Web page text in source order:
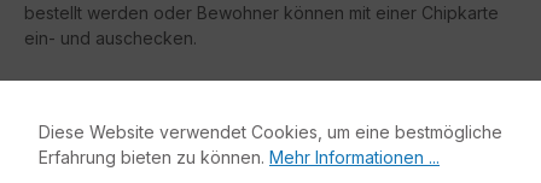
bestellt werden oder Bewohner können mit einer Chipkarte
ein- und auschecken.
Ihre Vorteile auf einen Blick:
Diese Website verwendet Cookies, um eine bestmögliche
Erfahrung bieten zu können. Mehr Informationen ...